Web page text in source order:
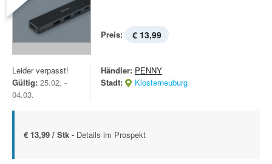
Preis: € 13,99
Leider verpasst!
Gültig: 25.02. -
04.03.
Händler: PENNY
Stadt:
Klosterneuburg
€ 13,99 / Stk - Details im Prospekt